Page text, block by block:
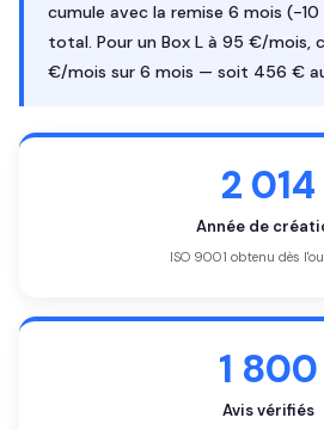
cumule avec la remise 6 mois (-
total. Pour un Box L à 95 €/mois,
€/mois sur 6 mois — soit 456 €
2 014
Année de
ISO 9001 obtenu dès
1 800
Avis vérifiés